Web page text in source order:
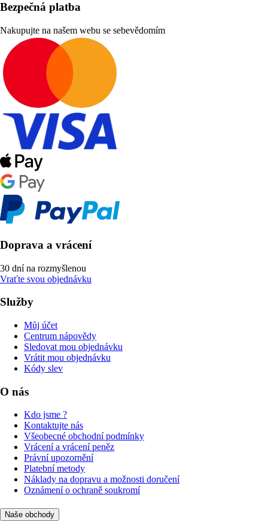
Bezpečná platba
Nakupujte na našem webu se sebevědomím
Doprava a vrácení
30 dní na rozmyšlenou
Vraťte svou objednávku
Služby
Můj účet
Centrum nápovědy
Sledovat mou objednávku
Vrátit mou objednávku
Kódy slev
O nás
Kdo jsme ?
Kontaktujte nás
Všeobecné obchodní podmínky
Vrácení a vrácení peněz
Právní upozornění
Platební metody
Náklady na dopravu a možnosti doručení
Oznámení o ochraně soukromí
Naše obchody